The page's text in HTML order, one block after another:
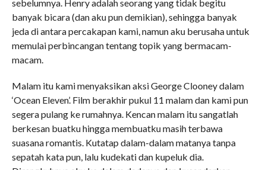
sebelumnya. Henry adalah seorang yang tidak begitu
banyak bicara (dan aku pun demikian), sehingga banyak
jeda di antara percakapan kami, namun aku berusaha untuk
memulai perbincangan tentang topik yang bermacam-
macam.
Malam itu kami menyaksikan aksi George Clooney dalam
‘Ocean Eleven’. Film berakhir pukul 11 malam dan kami pun
segera pulang ke rumahnya. Kencan malam itu sangatlah
berkesan buatku hingga membuatku masih terbawa
suasana romantis. Kutatap dalam-dalam matanya tanpa
sepatah kata pun, lalu kudekati dan kupeluk dia.